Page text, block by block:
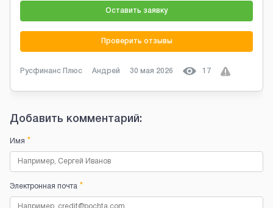
Оставить заявку
Проверить отзывы
Русфинанс Плюс Андрей 30 мая 2026 17
Добавить комментарий:
Имя *
Электронная почта *